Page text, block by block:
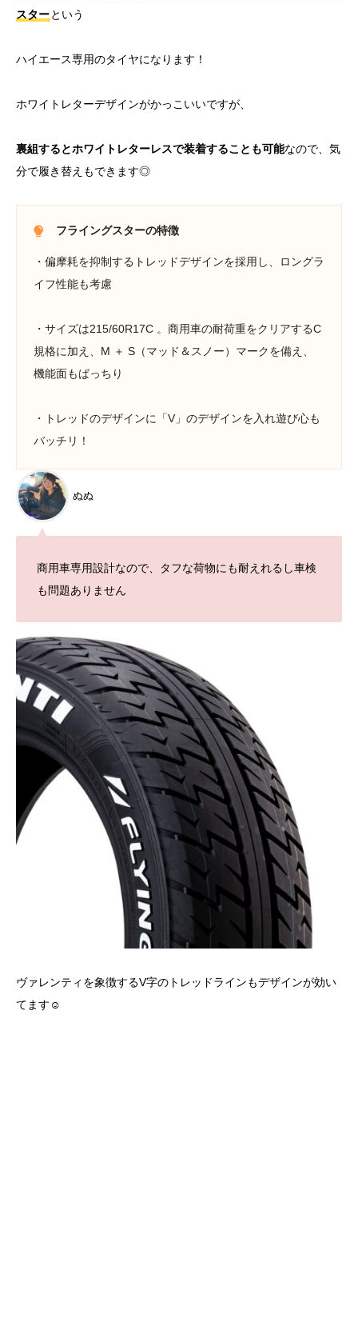
スターという
ハイエース専用のタイヤになります！
ホワイトレターデザインがかっこいいですが、
裏組するとホワイトレターレスで装着することも可能なので、気
分で履き替えもできます◎
フライングスターの特徴
・偏摩耗を抑制するトレッドデザインを採用し、ロングラ
イフ性能も考慮
・サイズは215/60R17C 。商用車の耐荷重をクリアするC
規格に加え、M ＋ S（マッド＆スノー）マークを備え、
機能面もばっちり
・トレッドのデザインに「V」のデザインを入れ遊び心も
バッチリ！
ぬぬ
商用車専用設計なので、タフな荷物にも耐えれるし車検
も問題ありません
ヴァレンティを象徴するV字のトレッドラインもデザインが効い
てます☺